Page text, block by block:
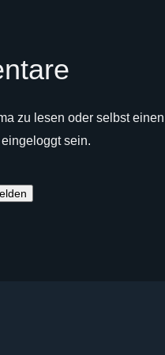
zu lesen oder selbst
sein.